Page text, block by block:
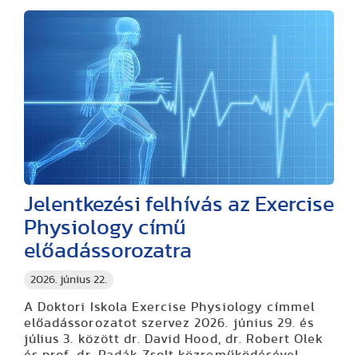
2026. június 22.
Jelentkezési felhívás az Exercise
Physiology című
előadássorozatra
A Doktori Iskola Exercise Physiology címmel
előadássorozatot szervez 2026. június 29. és
július 3. között dr. David Hood, dr. Robert Olek